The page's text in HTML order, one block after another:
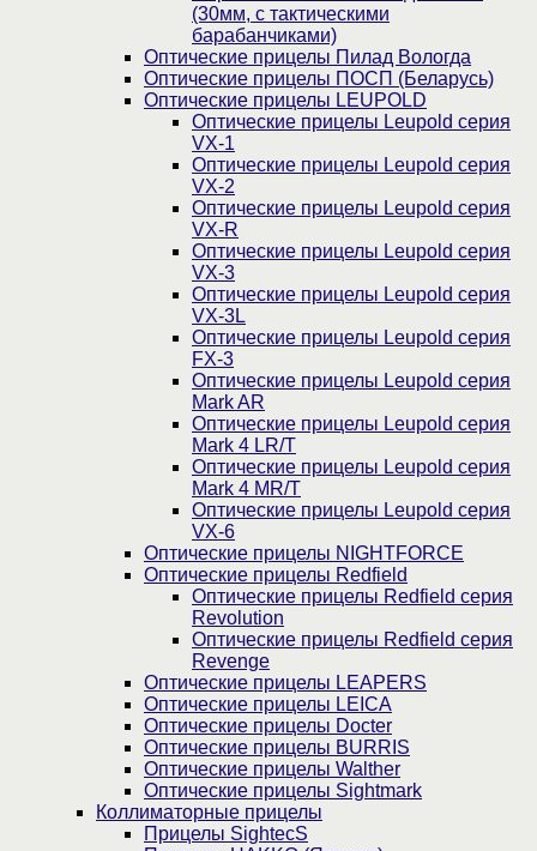
(30мм, c тактическими
барабанчиками)
Оптические прицелы Пилад Вологда
Оптические прицелы ПОСП (Беларусь)
Оптические прицелы LEUPOLD
Оптические прицелы Leupold серия
VX-1
Оптические прицелы Leupold серия
VX-2
Оптические прицелы Leupold серия
VX-R
Оптические прицелы Leupold серия
VX-3
Оптические прицелы Leupold серия
VX-3L
Оптические прицелы Leupold серия
FX-3
Оптические прицелы Leupold серия
Mark AR
Оптические прицелы Leupold серия
Mark 4 LR/T
Оптические прицелы Leupold серия
Mark 4 MR/T
Оптические прицелы Leupold серия
VX-6
Оптические прицелы NIGHTFORCE
Оптические прицелы Redfield
Оптические прицелы Redfield серия
Revolution
Оптические прицелы Redfield серия
Revenge
Оптические прицелы LEAPERS
Оптические прицелы LEICA
Оптические прицелы Docter
Оптические прицелы BURRIS
Оптические прицелы Walther
Оптические прицелы Sightmark
Коллиматорные прицелы
Прицелы SightecS